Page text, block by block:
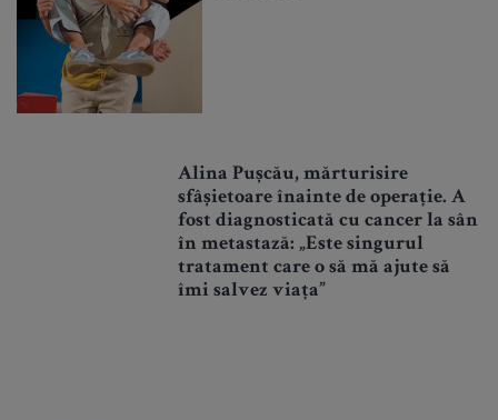
Alina Pușcău, mărturisire
sfâșietoare înainte de operație. A
fost diagnosticată cu cancer la sân
în metastază: „Este singurul
tratament care o să mă ajute să
îmi salvez viața”